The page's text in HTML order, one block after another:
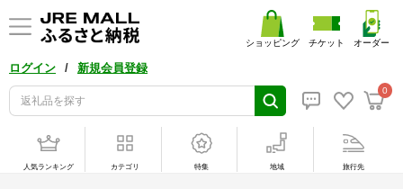
ログイン / 新規会員登録
0
ショッピング チケット オーダー
人気ランキング カテゴリ 特集 地域 旅行先